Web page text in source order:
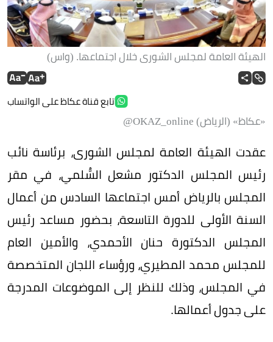
الهيئة العامة لمجلس الشورى خلال اجتماعها. (واس)
تابع قناة عكاظ على الواتساب
«عكاظ» (الرياض) OKAZ_online@
عقدت الهيئة العامة لمجلس الشورى، برئاسة نائب
رئيس المجلس الدكتور مشعل السُّلمي، في مقر
المجلس بالرياض أمس اجتماعها السادس من أعمال
السنة الأولى للدورة التاسعة، بحضور مساعد رئيس
المجلس الدكتورة حنان الأحمدي، والأمين العام
للمجلس محمد المطيري، ورؤساء اللجان المتخصصة
في المجلس، وذلك للنظر إلى الموضوعات المدرجة
على جدول أعمالها.